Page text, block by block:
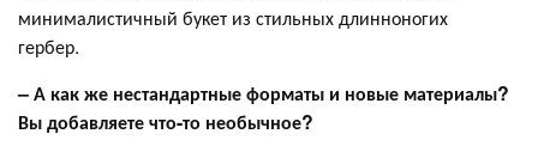
минималистичный букет из стильных длинноногих
гербер.
– А как же нестандартные форматы и новые материалы?
Вы добавляете что-то необычное?